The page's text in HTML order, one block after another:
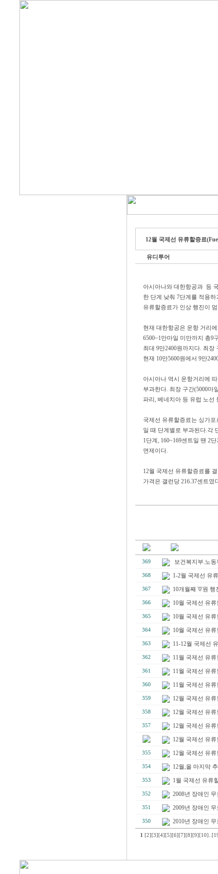
12월 국제선 유류할증료
유디투어
아시아나와 대한항공과 등
한 단계 낮춰 7단계를 적용
유류할증료가 인상 행진이
현재 대한항공은 운항 거리
6500~1만마일 미만까지 총9
최대 9만2400원까지다. 최
현재 10만5600원에서 9만
아시아나 역시 운항거리에
부과한다. 최장 구간(5000마
파리, 베네치아 등 유럽 노선
국제선 유류할증료는 싱가
일 때 단계별로 부과된다.각
1단계, 160~169센트일 땐 2
면제이다.
12월 국제선 유류할증료를
가격은 갤런당 216.37센트
369 보건복지부.노
368 1-2월 국제선 유
367 10개월째 '0'원
366 10월 국제선 유류
365 10월 국제선 유류
364 10월 국제선 유류
363 11-12월 국제선
362 11월 국제선 유류
361 11월 국제선 유류
360 11월 국제선 유
359 12월 국제선 유
358 12월 국제선 유
357
12월 국제선 유류
12월 국제선 유
355 12월 국제선 유류
354 12월,올 마지막
353 1월 국제선 유류
352 2008년 장애인
351 2009년 장애인
350 2010년 장애인
1 [2] [3] [4] [5] [6] [7] [8] [9] [10]